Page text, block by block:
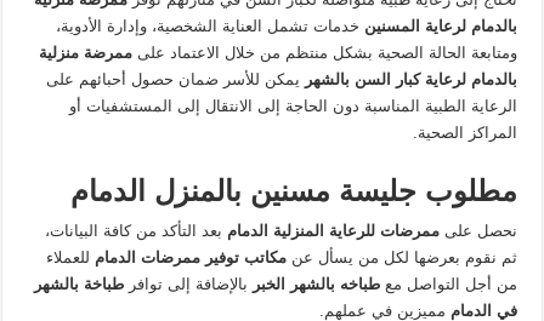
بالدمام لرعاية المسنين خدمات تشمل العناية الشخصية، وإدارة الأدوية،
ومتابعة الحالة الصحية بشكل منتظم من خلال الاعتماد علىممرضة منزلية
بالدمام لرعاية كبار السن بالشهر يمكن للأسر ضمان حصول أحبائهم على
الرعاية الطبية المناسبة دون الحاجة إلى الانتقال إلى المستشفيات أو
المراكز الصحية.
مطلوب جليسة مسنين بالمنزل الدمام
نحصل على ممرضات للرعاية المنزلية الدمام بعد التأكد من كافة البيانات،
ثم نقوم بعرضها لكل من يسأل عن مكاتب توفير ممرضات الدمام للعملاء
من أجل التواصل مع طباخه بالشهر الخبر بالإضافة إلى توافر طباخة بالشهر
في الدمام مميزين في عملهم.